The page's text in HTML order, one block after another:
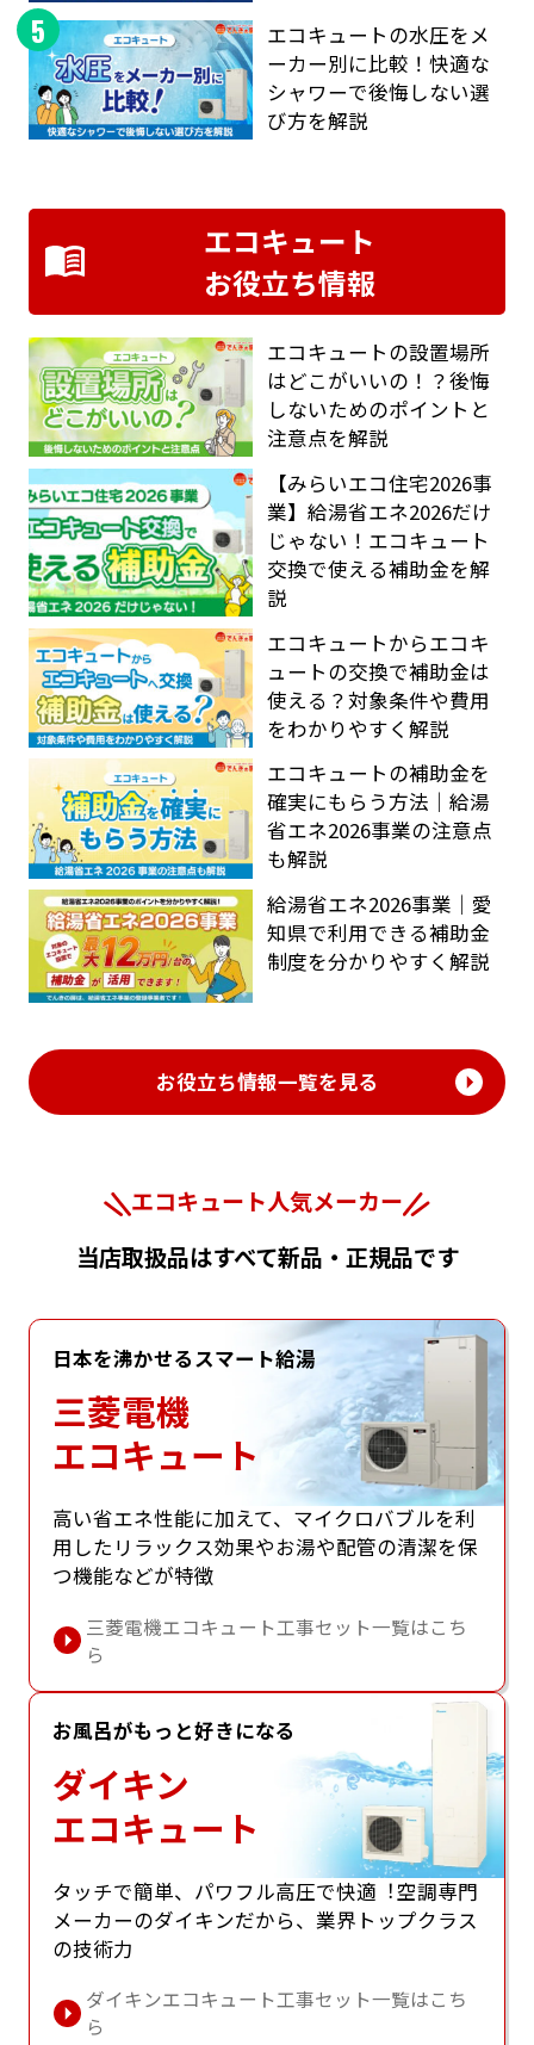
5
エコキュートの水圧をメ
ーカー別に比較！快適な
シャワーで後悔しない選
び方を解説
エコキュート
お役立ち情報
エコキュートの設置場所
はどこがいいの！？後悔
しないためのポイントと
注意点を解説
【みらいエコ住宅2026事
業】給湯省エネ2026だけ
じゃない！エコキュート
交換で使える補助金を解
説
エコキュートからエコキ
ュートの交換で補助金は
使える？対象条件や費用
をわかりやすく解説
エコキュートの補助金を
確実にもらう方法｜給湯
省エネ2026事業の注意点
も解説
給湯省エネ2026事業｜愛
知県で利用できる補助金
制度を分かりやすく解説
お役立ち情報一覧を見る
エコキュート人気メーカー
当店取扱品はすべて新品・正規品です
日本を沸かせるスマート給湯
三菱電機
エコキュート
⾼い省エネ性能に加えて、マイクロバブルを利
⽤したリラックス効果やお湯や配管の清潔を保
つ機能などが特徴
三菱電機エコキュート工事セット一覧はこち
ら
お風呂がもっと好きになる
ダイキン
エコキュート
タッチで簡単、パワフル⾼圧で快適︕空調専⾨
メーカーのダイキンだから、業界トップクラス
の技術⼒
ダイキンエコキュート工事セット一覧はこち
ら